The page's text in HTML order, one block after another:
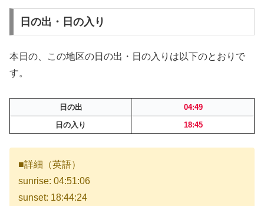
日の出・日の入り
本日の、この地区の日の出・日の入りは以下のとおりで
す。
日の出
04:49
日の入り
18:45
■詳細（英語）
sunrise: 04:51:06
sunset: 18:44:24